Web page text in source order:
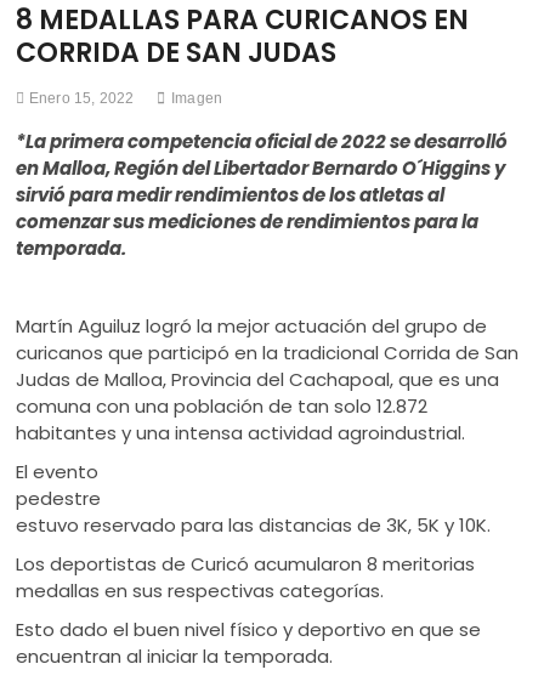
ú
8 MEDALLAS PARA CURICANOS EN
CORRIDA DE SAN JUDAS
Enero 15, 2022 Imagen
*La primera competencia oficial de 2022 se desarrolló
en Malloa, Región del Libertador Bernardo O´Higgins y
sirvió para medir rendimientos de los atletas al
comenzar sus mediciones de rendimientos para la
temporada.
Martín Aguiluz logró la mejor actuación del grupo de
curicanos que participó en la tradicional Corrida de San
Judas de Malloa, Provincia del Cachapoal, que es una
comuna con una población de tan solo 12.872
habitantes y una intensa actividad agroindustrial.
El evento
pedestre
estuvo reservado para las distancias de 3K, 5K y 10K.
Los deportistas de Curicó acumularon 8 meritorias
medallas en sus respectivas categorías.
Esto dado el buen nivel físico y deportivo en que se
encuentran al iniciar la temporada.